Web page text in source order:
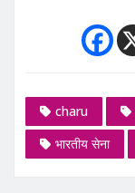
charu
भारतीय सेना